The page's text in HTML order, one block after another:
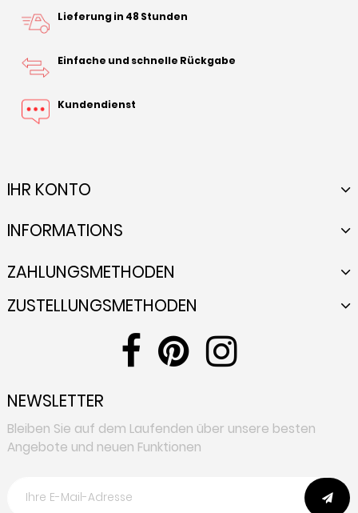
Lieferung in 48 Stunden
Einfache und schnelle Rückgabe
Kundendienst
IHR KONTO
INFORMATIONS
ZAHLUNGSMETHODEN
ZUSTELLUNGSMETHODEN
NEWSLETTER
Bleiben Sie auf dem Laufenden über unsere besten
Angebote und neuen Funktionen